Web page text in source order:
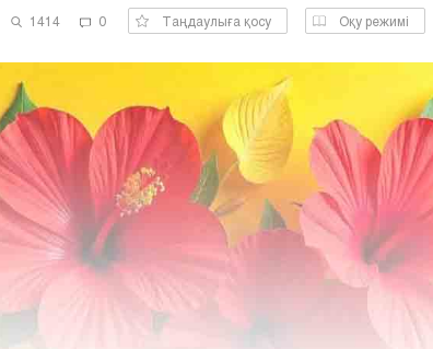
1414 0 Таңдаулыға қосу Оқу режимі